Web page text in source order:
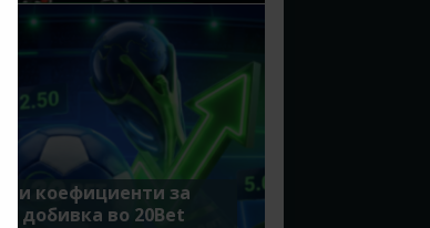
коефициенти за
добивка во 20Bet
module